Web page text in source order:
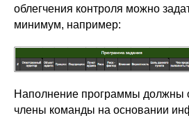
облегчения контроля можно
минимум, например:
Наполнение программы должны
члены команды на основании